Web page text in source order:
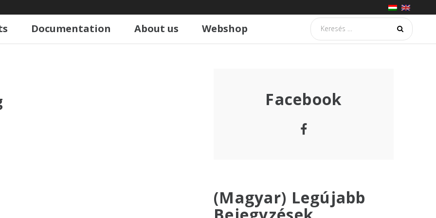
Documentation About us Webshop
for:
Facebook
(Magyar) Legújabb